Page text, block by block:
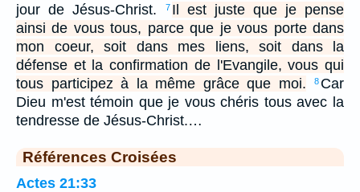
jour de Jésus-Christ.
7 Il est juste que je pense
ainsi de vous tous, parce que je vous porte dans
mon coeur, soit dans mes liens, soit dans la
défense et la confirmation de l'Evangile, vous qui
tous participez à la même grâce que moi.
8 Car
Dieu m'est témoin que je vous chéris tous avec la
tendresse de Jésus-Christ.…
Références Croisées
Actes 21:33